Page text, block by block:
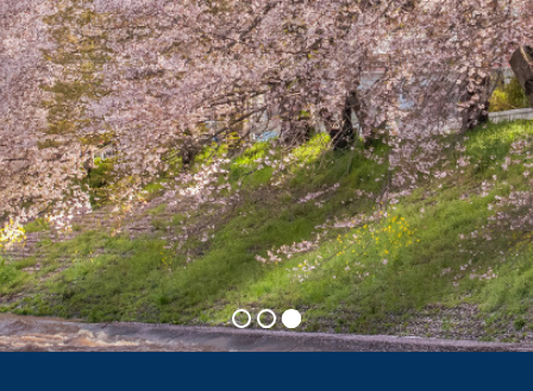
जापानमा कार्यरत विभिन्न देशका
नर्सिङ्ग केयर वर्करको अन्तर्वार्ता हेर्नुहोस् ।